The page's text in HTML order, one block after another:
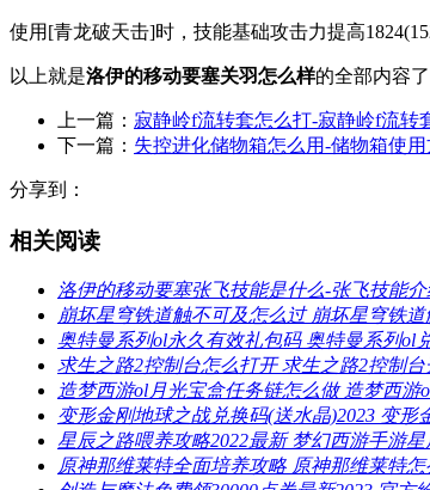
使用[青龙破天击]时，技能基础攻击力提高
以上就是洛伊的移动要塞关羽怎么样的全部内容
上一篇： 寂静岭f流转套怎么打-寂静岭f流转
下一篇： 失控进化储物箱怎么用-储物箱使
分享到：
相关阅读
洛伊的移动要塞张飞技能是什么-张飞技能介
崩坏星穹铁道触不可及怎么过 崩坏星穹铁
奥特曼系列ol永久有效礼包码 奥特曼系列ol
求生之路2控制台怎么打开 求生之路2控制
造梦西游ol月光宝盒任务链怎么做 造梦西游
变形金刚地球之战兑换码(送水晶)2023 变形
星辰之路喂养攻略2022最新 梦幻西游手游
原神那维莱特全面培养攻略 原神那维莱特怎